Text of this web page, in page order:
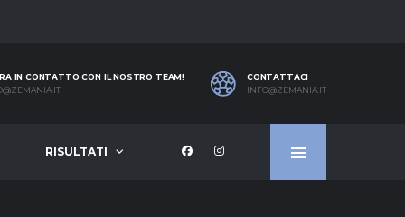
IN CONTATTO CON IL NOSTRO TEAM!
CONTATTACI
INFO@ZEMANIA.IT
RISULTATI